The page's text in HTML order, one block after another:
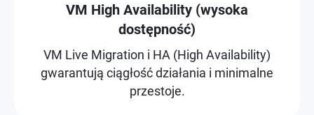
VM High Availability (wysoka
dostępność)
VM Live Migration i HA (High Availability)
gwarantują ciągłość działania i minimalne
przestoje.